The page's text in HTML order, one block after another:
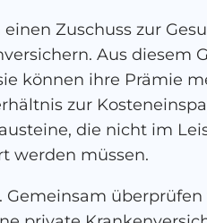
Zuschuss zur
Aus diesem
können ihre Prämie
zur
die nicht im
werden müssen.